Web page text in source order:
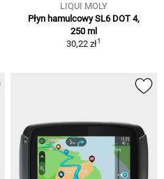
LIQUI MOLY
Płyn hamulcowy SL6 DOT 4,
250 ml
30,22 zł1